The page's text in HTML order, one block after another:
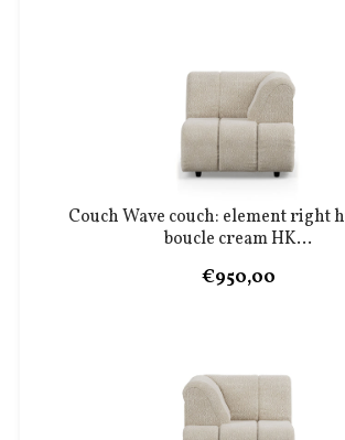
Couch Wave couch: element right
boucle cream HK...
€950,00